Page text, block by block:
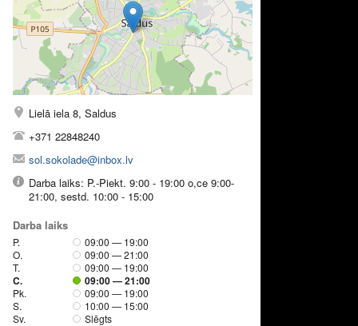
Lielā iela 8, Saldus
+371 22848240
sol.sokolade@inbox.lv
Darba laiks: P.-Piekt. 9:00 - 19:00 o,ce 9:00-
21:00, sestd. 10:00 - 15:00
Darba laiks
P.
09:00 — 19:00
O.
09:00 — 21:00
T.
09:00 — 19:00
C. 09:00 — 21:00
Pk.
09:00 — 19:00
S.
10:00 — 15:00
Sv.
Slēgts